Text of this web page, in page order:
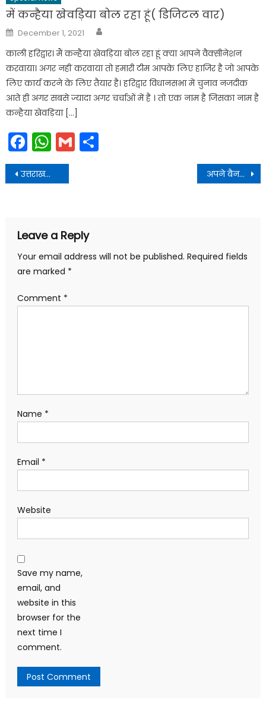
में कन्हैया खेवड़िया बोल रहा हूं( डिजिटल वार)
Posted
on
December 1, 2021
काली हरिद्वार। मैं कन्हैया खेवड़िया बोल रहा हूं क्या आपने वैक्सीनेशन
करवाया। अगर नहीं करवाया तो हमारी टीम आपके लिए हाजिर है जो आपके
लिए कार्य करने के लिए तैयार है। हरिद्वार विधानसभा में चुनाव नजदीक
आते ही अगर सबसे ज्यादा अगर चर्चाओं में है । तो एक नाम है जिसका नाम है
कन्हैया खेवड़िया […]
Facebook
WhatsApp
Gmail
Post
navigation
उत्तराखण्ड की चार धाम यात्रा इस महीने की 30 तारीख को अक्षय तृतीया के पावन पर्व से शुरू अपने बैनर के तले 100 म्यूजिक वीडियो बनाने का ऐलान किया
Leave a Reply
Your email address will not be published. Required fields
are marked *
Comment *
Name *
Email *
Website
Save my name,
email, and
website in this
browser for the
next time I
comment.